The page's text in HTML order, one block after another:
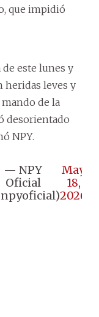
que impidió
este lunes y
heridas leves y
de la
desorientado
NPY.
— NPY
Oficial
May
18,
2026